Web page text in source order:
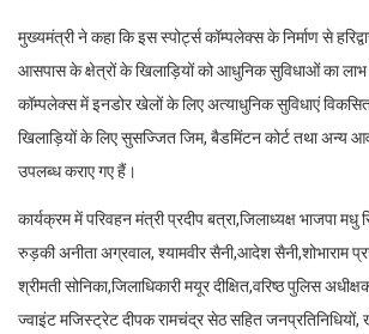
मुख्यमंत्री ने कहा कि इस स्पोर्ट्स कॉम्पलेक्स के निर्माण से
आसपास के क्षेत्रों के खिलाड़ियों को आधुनिक सुविधाओं का लाभ
कॉम्पलेक्स में इनडोर खेलों के लिए अत्याधुनिक सुविधाएं
खिलाड़ियों के लिए सुसज्जित जिम, बैडमिंटन कोर्ट तथा
उपलब्ध कराए गए हैं।
कार्यक्रम में परिवहन मंत्री प्रदीप बत्रा,जिलाध्यक्ष भाजपा मधु
रुड़की अनीता अग्रवाल, श्यामवीर सैनी,आदेश सैनी,शोभाराम
श्रीमती सोनिका,जिलाधिकारी मयूर दीक्षित,वरिष्ठ पुलिस
ज्वाइंट मजिस्ट्रेट दीपक रामचंद्र सेठ सहित जनप्रतिनिधियों,